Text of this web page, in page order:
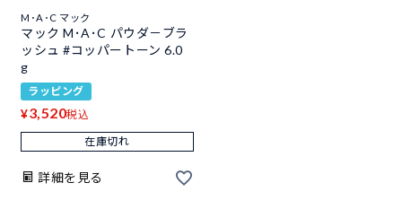
M･A･C マック
マック M･A･C パウダ－ブラ
ッシュ #コッパートーン 6.0
g
ラッピング
¥3,520税込
在庫切れ
詳細を見る